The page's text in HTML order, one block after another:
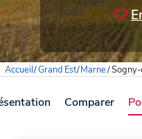
Accueil/Grand Est/Marne/
Comparer